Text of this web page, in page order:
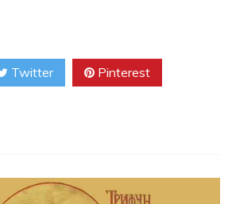
Twitter Pinterest